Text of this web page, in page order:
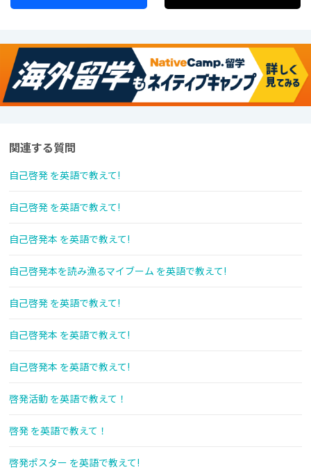
関連する質問
自己啓発 を英語で教えて!
自己啓発 を英語で教えて!
自己啓発本 を英語で教えて!
自己啓発本を読み漁るマイブーム を英語で教えて!
自己啓発 を英語で教えて!
自己啓発本 を英語で教えて!
自己啓発本 を英語で教えて!
啓発活動 を英語で教えて！
啓発 を英語で教えて！
啓発ポスター を英語で教えて!